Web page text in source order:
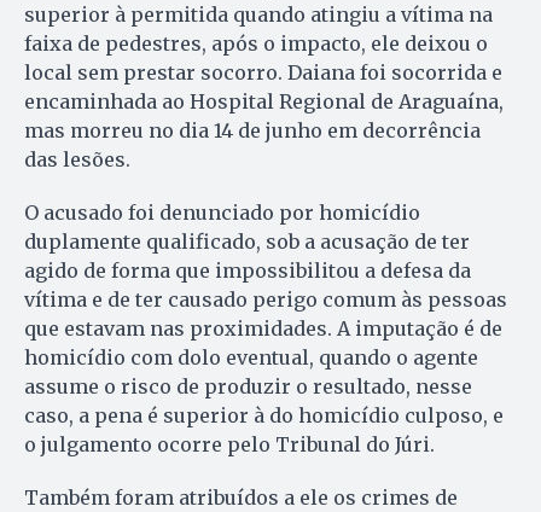
superior à permitida quando atingiu a vítima na
faixa de pedestres, após o impacto, ele deixou o
local sem prestar socorro. Daiana foi socorrida e
encaminhada ao Hospital Regional de Araguaína,
mas morreu no dia 14 de junho em decorrência
das lesões.
O acusado foi denunciado por homicídio
duplamente qualificado, sob a acusação de ter
agido de forma que impossibilitou a defesa da
vítima e de ter causado perigo comum às pessoas
que estavam nas proximidades. A imputação é de
homicídio com dolo eventual, quando o agente
assume o risco de produzir o resultado, nesse
caso, a pena é superior à do homicídio culposo, e
o julgamento ocorre pelo Tribunal do Júri.
Também foram atribuídos a ele os crimes de